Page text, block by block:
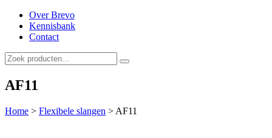
Over Brevo
Kennisbank
Contact
AF11
Home > Flexibele slangen > AF11